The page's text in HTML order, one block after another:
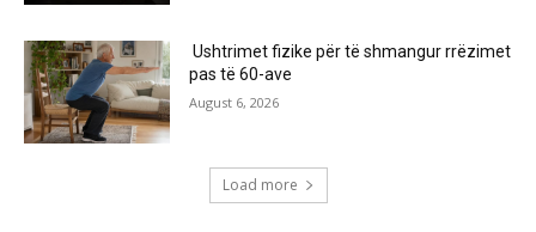
Ushtrimet fizike për të shmangur rrëzimet
pas të 60-ave
August 6, 2026
Load more